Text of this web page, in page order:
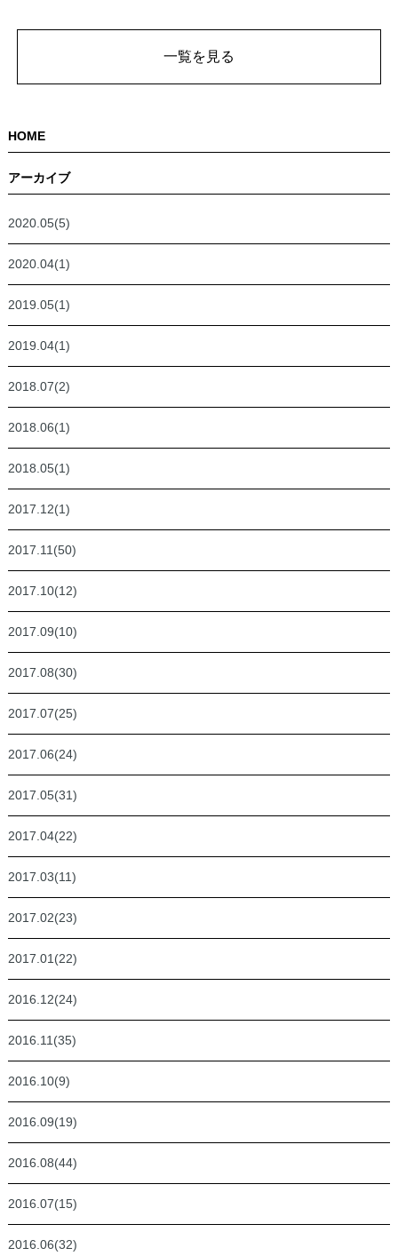
一覧を見る
HOME
アーカイブ
2020.05(5)
2020.04(1)
2019.05(1)
2019.04(1)
2018.07(2)
2018.06(1)
2018.05(1)
2017.12(1)
2017.11(50)
2017.10(12)
2017.09(10)
2017.08(30)
2017.07(25)
2017.06(24)
2017.05(31)
2017.04(22)
2017.03(11)
2017.02(23)
2017.01(22)
2016.12(24)
2016.11(35)
2016.10(9)
2016.09(19)
2016.08(44)
2016.07(15)
2016.06(32)